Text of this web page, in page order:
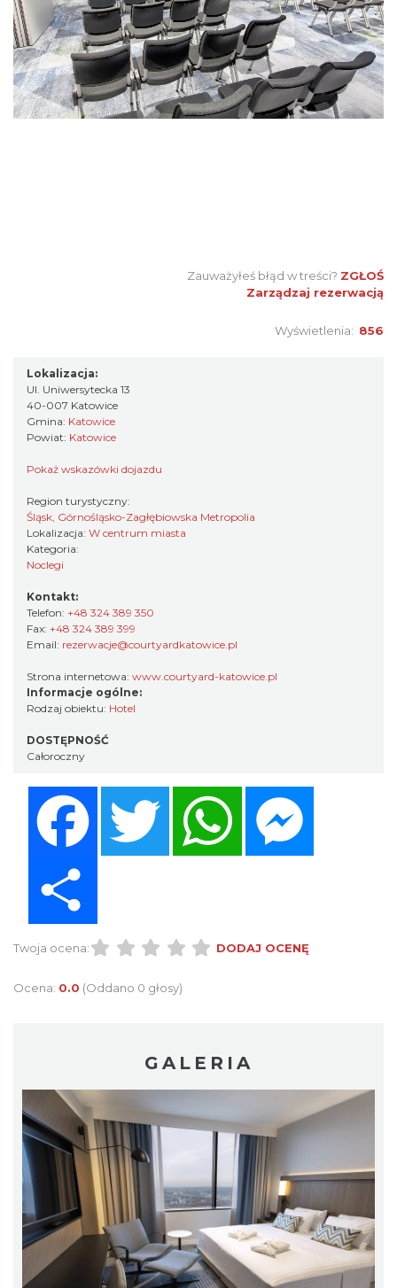
Zauważyłeś błąd w treści? ZGŁOŚ
Zarządzaj rezerwacją
Wyświetlenia: 856
Lokalizacja:
Ul. Uniwersytecka 13
40-007 Katowice
Gmina: Katowice
Powiat: Katowice
Pokaż wskazówki dojazdu
Region turystyczny:
Śląsk, Górnośląsko-Zagłębiowska Metropolia
Lokalizacja: W centrum miasta
Kategoria:
Noclegi
Kontakt:
Telefon: +48 324 389 350
Fax: +48 324 389 399
Email: rezerwacje@courtyardkatowice.pl
Strona internetowa: www.courtyard-katowice.pl
Informacje ogólne:
Rodzaj obiektu: Hotel
DOSTĘPNOŚĆ
Całoroczny
Twitter WhatsApp
Twoja ocena: DODAJ OCENĘ
Ocena: 0.0 (Oddano 0 głosy)
GALERIA